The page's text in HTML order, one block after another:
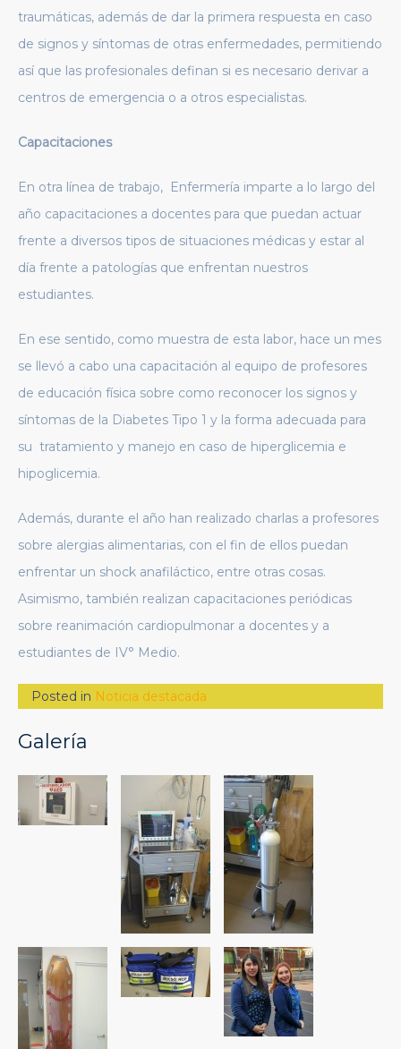
traumáticas, además de dar la primera respuesta en caso
de signos y síntomas de otras enfermedades, permitiendo
así que las profesionales definan si es necesario derivar a
centros de emergencia o a otros especialistas.
Capacitaciones
En otra línea de trabajo, Enfermería imparte a lo largo del
año capacitaciones a docentes para que puedan actuar
frente a diversos tipos de situaciones médicas y estar al
día frente a patologías que enfrentan nuestros
estudiantes.
En ese sentido, como muestra de esta labor, hace un mes
se llevó a cabo una capacitación al equipo de profesores
de educación física sobre como reconocer los signos y
síntomas de la Diabetes Tipo 1 y la forma adecuada para
su tratamiento y manejo en caso de hiperglicemia e
hipoglicemia.
Además, durante el año han realizado charlas a profesores
sobre alergias alimentarias, con el fin de ellos puedan
enfrentar un shock anafiláctico, entre otras cosas.
Asimismo, también realizan capacitaciones periódicas
sobre reanimación cardiopulmonar a docentes y a
estudiantes de IV° Medio.
Posted in Noticia destacada
Galería